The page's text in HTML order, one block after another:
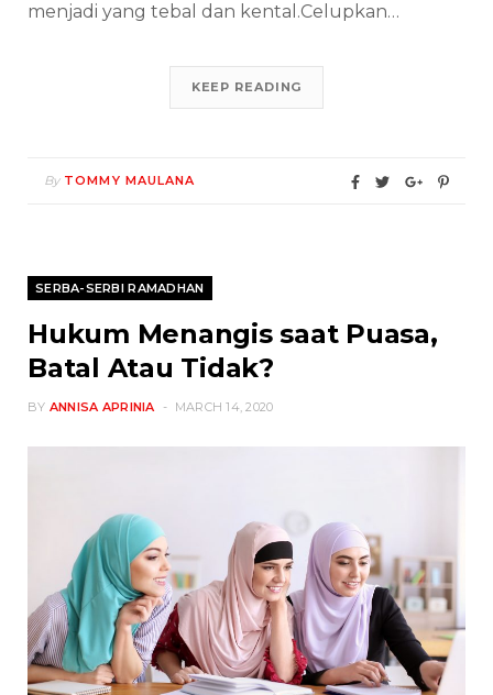
menjadi yang tebal dan kental.Celupkan…
KEEP READING
By TOMMY MAULANA
SERBA-SERBI RAMADHAN
Hukum Menangis saat Puasa,
Batal Atau Tidak?
BY ANNISA APRINIA MARCH 14, 2020